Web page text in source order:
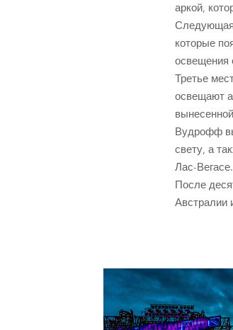
аркой,
Следующая
которые
освещения
Третье
освещают
Вудрофф
свету, а
Лас-Вегасе.
После
Австралии